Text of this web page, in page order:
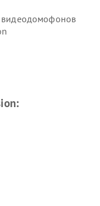
видеодомофонов